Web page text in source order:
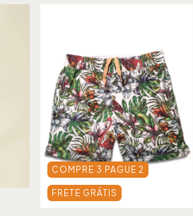
COMPRE 3 PAGUE 2
FRETE GRÁTIS